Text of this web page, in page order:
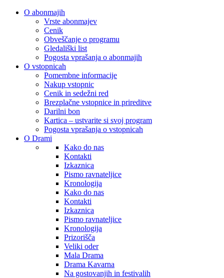
O abonmajih
Vrste abonmajev
Cenik
Obveščanje o programu
Gledališki list
Pogosta vprašanja o abonmajih
O vstopnicah
Pomembne informacije
Nakup vstopnic
Cenik in sedežni red
Brezplačne vstopnice in prireditve
Darilni bon
Kartica – ustvarite si svoj program
Pogosta vprašanja o vstopnicah
O Drami
Kako do nas
Kontakti
Izkaznica
Pismo ravnateljice
Kronologija
Kako do nas
Kontakti
Izkaznica
Pismo ravnateljice
Kronologija
Prizorišča
Veliki oder
Mala Drama
Drama Kavarna
Na gostovanjih in festivalih